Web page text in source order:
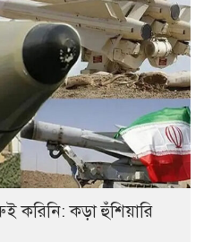
করিনি: কড়া হুঁশিয়ারি